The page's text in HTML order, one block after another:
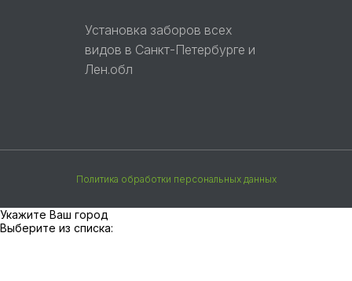
Установка заборов всех
видов в Санкт-Петербурге и
Лен.обл
Политика обработки персональных данных
Укажите Ваш город
Выберите из списка: